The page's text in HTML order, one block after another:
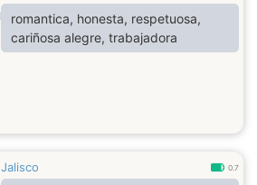
romantica, honesta, respetuosa,
cariñosa alegre, trabajadora
Jalisco 0.7